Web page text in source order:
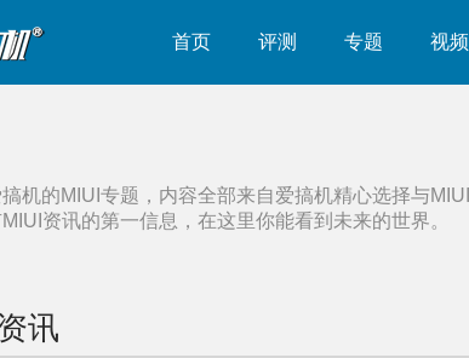
首页 评测 专题 视频
机的MIUI 专题，内容全部来自爱搞机精心选择与MIUI
MIUI 资讯的第一信息，在这里你能看到未来的世界。
讯